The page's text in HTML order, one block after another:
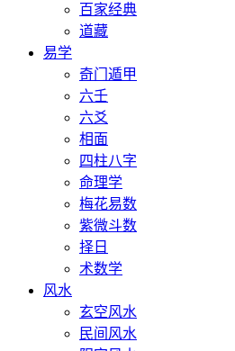
百家经典
道藏
易学
奇门遁甲
六壬
六爻
相面
四柱八字
命理学
梅花易数
紫微斗数
择日
术数学
风水
玄空风水
民间风水